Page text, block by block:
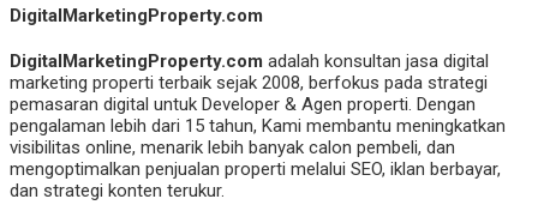
DigitalMarketingProperty.com
DigitalMarketingProperty.com adalah konsultan jasa digital
marketing properti terbaik sejak 2008, berfokus pada strategi
pemasaran digital untuk Developer & Agen properti. Dengan
pengalaman lebih dari 15 tahun, Kami membantu meningkatkan
visibilitas online, menarik lebih banyak calon pembeli, dan
mengoptimalkan penjualan properti melalui SEO, iklan berbayar,
dan strategi konten terukur.